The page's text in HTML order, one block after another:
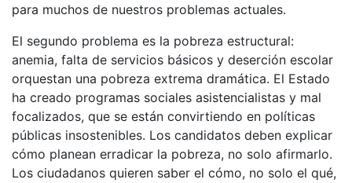
para muchos de nuestros problemas actuales.
El segundo problema es la pobreza estructural:
anemia, falta de servicios básicos y deserción escolar
orquestan una pobreza extrema dramática. El Estado
ha creado programas sociales asistencialistas y mal
focalizados, que se están convirtiendo en políticas
públicas insostenibles. Los candidatos deben explicar
cómo planean erradicar la pobreza, no solo afirmarlo.
Los ciudadanos quieren saber el cómo, no solo el qué,